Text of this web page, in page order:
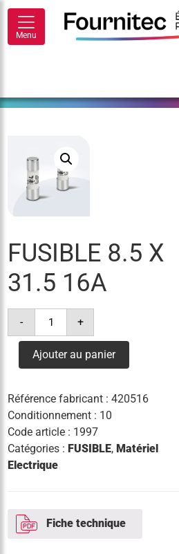
Menu
FUSIBLE 8.5 X
31.5 16A
-
quantité
fusible
x
31.5
+
Ajouter au panier
Référence fabricant :420516
Conditionnement : 10
Code article : 1997
Catégories :FUSIBLE,Matériel
Electrique
Fiche technique